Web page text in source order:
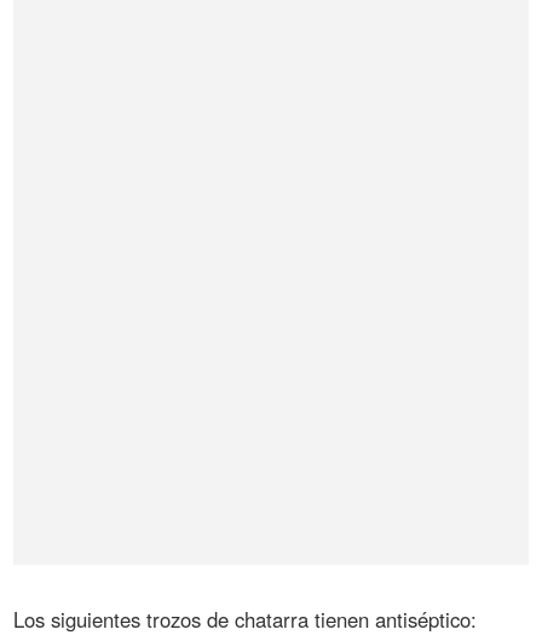
Los siguientes trozos de chatarra tienen antiséptico: